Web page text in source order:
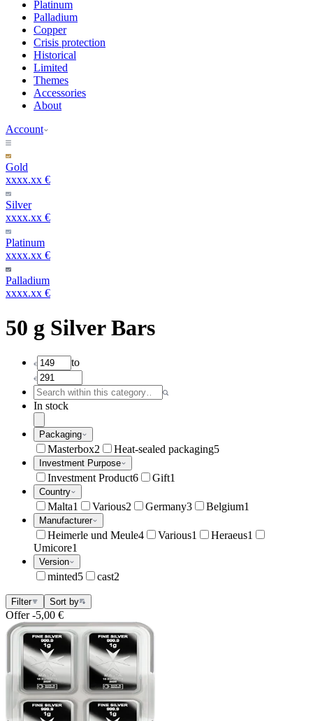
Platinum
Palladium
Copper
Crisis protection
Historical
Limited
Themes
Accessories
About
Account
Gold
xxxx.xx €
Silver
xxxx.xx €
Platinum
xxxx.xx €
Palladium
xxxx.xx €
50 g Silver Bars
to
In stock
Packaging
Masterbox2 Heat-sealed packaging5
Investment Purpose
Investment Product6 Gift1
Country
Malta1 Various2 Germany3 Belgium1
Manufacturer
Heimerle und Meule4 Various1 Heraeus1
Umicore1
Version
minted5 cast2
Filter Sort by
Offer-5,00 €